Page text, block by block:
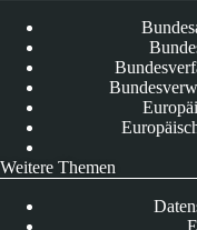
Weitere Themen